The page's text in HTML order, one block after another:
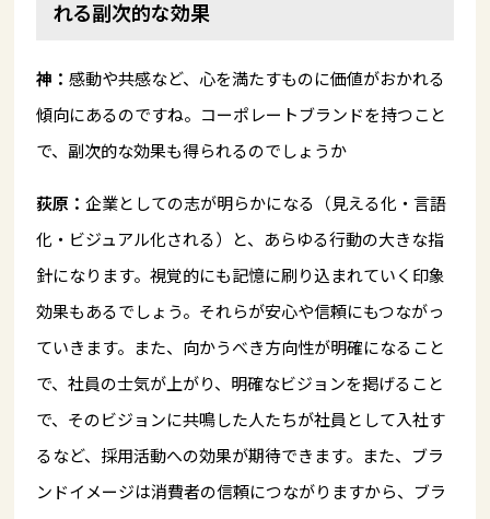
れる副次的な効果
神：感動や共感など、心を満たすものに価値がおかれる
傾向にあるのですね。コーポレートブランドを持つこと
で、副次的な効果も得られるのでしょうか
荻原：企業としての志が明らかになる（見える化・言語
化・ビジュアル化される）と、あらゆる行動の大きな指
針になります。視覚的にも記憶に刷り込まれていく印象
効果もあるでしょう。それらが安心や信頼にもつながっ
ていきます。また、向かうべき方向性が明確になること
で、社員の士気が上がり、明確なビジョンを掲げること
で、そのビジョンに共鳴した人たちが社員として入社す
るなど、採用活動への効果が期待できます。また、ブラ
ンドイメージは消費者の信頼につながりますから、ブラ